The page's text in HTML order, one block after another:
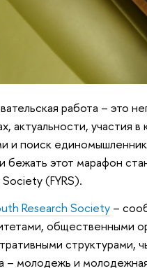
работа – это
актуальности, участия
и поиск
бежать этот марафон
(FYRS).
Research Society –
общественными
структурами,
– молодежь и